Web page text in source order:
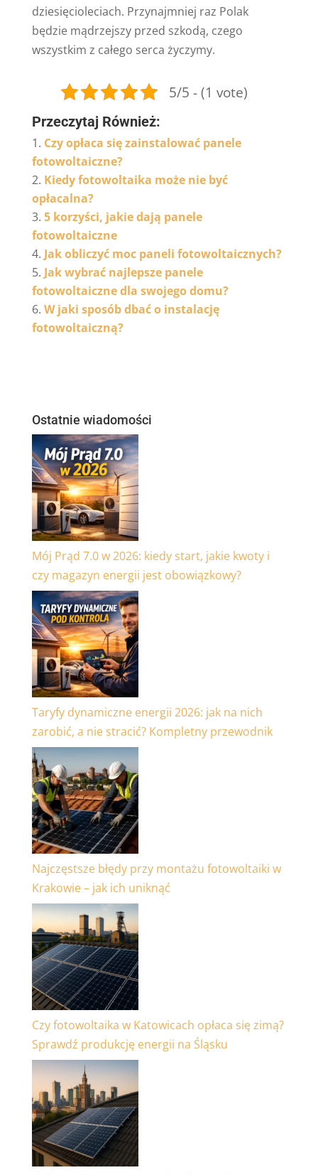
dziesięcioleciach. Przynajmniej raz Polak
będzie mądrzejszy przed szkodą, czego
wszystkim z całego serca życzymy.
5/5 - (1 vote)
Przeczytaj Również:
Czy opłaca się zainstalować panele
fotowoltaiczne?
Kiedy fotowoltaika może nie być
opłacalna?
5 korzyści, jakie dają panele
fotowoltaiczne
Jak obliczyć moc paneli fotowoltaicznych?
Jak wybrać najlepsze panele
fotowoltaiczne dla swojego domu?
W jaki sposób dbać o instalację
fotowoltaiczną?
Ostatnie wiadomości
Mój Prąd 7.0 w 2026: kiedy start, jakie kwoty i
czy magazyn energii jest obowiązkowy?
Taryfy dynamiczne energii 2026: jak na nich
zarobić, a nie stracić? Kompletny przewodnik
Najczęstsze błędy przy montażu fotowoltaiki w
Krakowie – jak ich uniknąć
Czy fotowoltaika w Katowicach opłaca się zimą?
Sprawdź produkcję energii na Śląsku